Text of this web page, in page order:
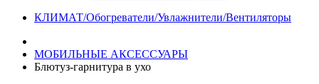
КЛИМАТ/Обогреватели/Увлажнители/Вентиляторы
МОБИЛЬНЫЕ АКСЕССУАРЫ
Блютуз-гарнитура в ухо